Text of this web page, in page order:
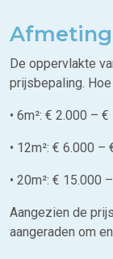
De oppervlakte
prijsbepaling.
• 6m²: € 2.000 –
• 12m²: € 6.000 –
• 20m²: € 15.000
Aangezien de
aangeraden om